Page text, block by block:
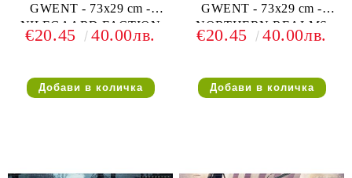
GWENT - 73х29 cm -
NILFGAARD FACTION
PLAYMAT (ЗА 1 ИГРАЧ)
€20.45 40.00лв.
GWENT - 73х29 cm -
NORTHERN REALMS
FACTION PLAYMAT (ЗА
€20.45 40.00лв.